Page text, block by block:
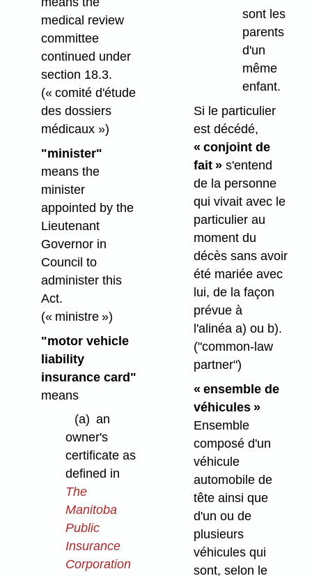
medical review
committee
continued under
section 18.3.
(« comité d'étude
des dossiers
médicaux »)
"minister"
means the
minister
appointed by the
Lieutenant
Governor in
Council to
administer this
Act.
(« ministre »)
"motor vehicle
liability
insurance card"
means
(a) an
owner's
certificate as
defined in
The
Manitoba
Public
Insurance
Corporation
sont les
parents
d'un
même
enfant.
Si le particulier
est décédé,
« conjoint de
fait »s'entend
de la personne
qui vivait avec le
particulier au
moment du
décès sans avoir
été mariée avec
lui, de la façon
prévue à
l'alinéa a) ou b).
("common-law
partner")
« ensemble de
véhicules »
Ensemble
composé d'un
véhicule
automobile de
tête ainsi que
d'un ou de
plusieurs
véhicules qui
sont, selon le